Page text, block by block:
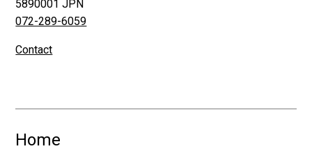
5890001 JPN
072-289-6059
Contact
Home